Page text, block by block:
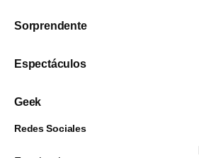
Sorprendente
Espectáculos
Geek
Redes Sociales